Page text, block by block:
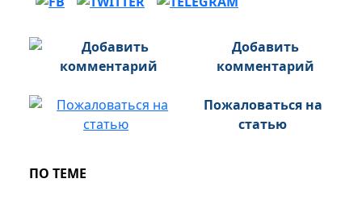
Добавить
комментарий
Пожаловаться на
статью
ПО ТЕМЕ